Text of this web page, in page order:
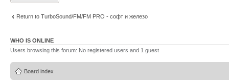
Return to TurboSound/FM/FM PRO - софт и железо
WHO IS ONLINE
Users browsing this forum: No registered users and 1 guest
Board index